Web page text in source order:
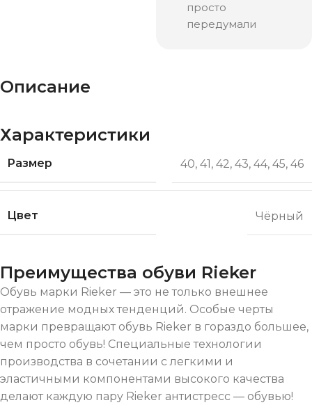
просто
передумали
Описание
Характеристики
Размер 40, 41, 42, 43, 44, 45, 46
Цвет Чёрный
Преимущества обуви Rieker
Обувь марки Rieker — это не только внешнее
отражение модных тенденций. Особые черты
марки превращают обувь Rieker в гораздо большее,
чем просто обувь! Специальные технологии
производства в сочетании с легкими и
эластичными компонентами высокого качества
делают каждую пару Rieker антистресс — обувью!